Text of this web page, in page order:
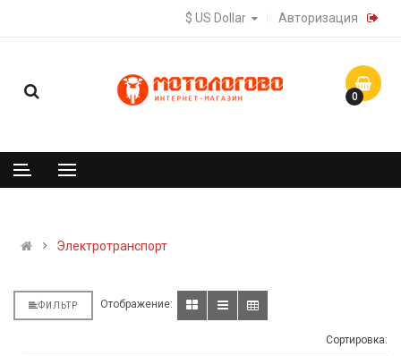
Авторизация
0
Электротранспорт
ФИЛЬТР Отображение:
Сортировка: